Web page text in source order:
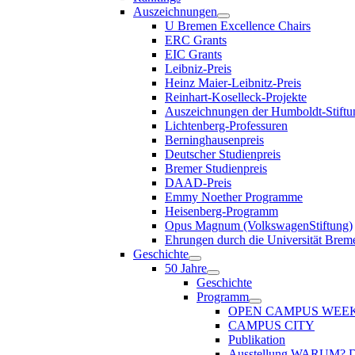
Auszeichnungen
U Bremen Excellence Chairs
ERC Grants
EIC Grants
Leibniz-Preis
Heinz Maier-Leibnitz-Preis
Reinhart-Koselleck-Projekte
Auszeichnungen der Humboldt-
Lichtenberg-Professuren
Berninghausenpreis
Deutscher Studienpreis
Bremer Studienpreis
DAAD-Preis
Emmy Noether Programme
Heisenberg-Programm
Opus Magnum (VolkswagenStiftung)
Ehrungen durch die Universität
Geschichte
50 Jahre
Geschichte
Programm
OPEN CAMPUS
CAMPUS CITY
Publikation